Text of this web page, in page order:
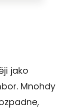
jako
Mnohdy